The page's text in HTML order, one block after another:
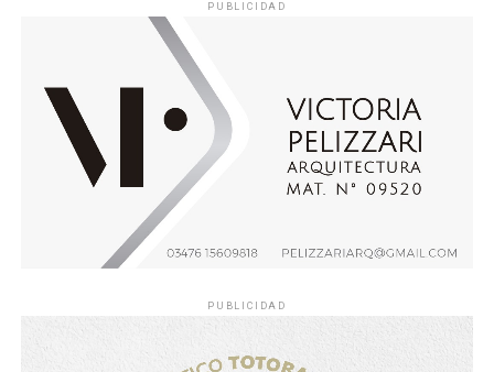
PUBLICIDAD
PUBLICIDAD